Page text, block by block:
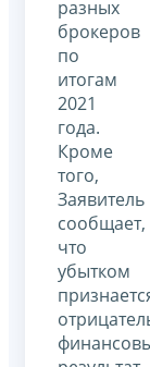
разных
брокеров
по
итогам
2021
года.
Кроме
того,
Заявитель
сообщает,
что
убытком